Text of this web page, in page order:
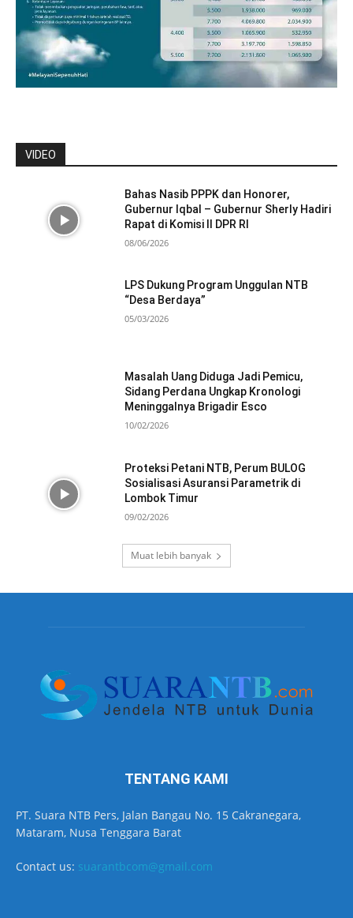
VIDEO
Bahas Nasib PPPK dan Honorer,
Gubernur Iqbal – Gubernur Sherly Hadiri
Rapat di Komisi II DPR RI
08/06/2026
LPS Dukung Program Unggulan NTB
“Desa Berdaya”
05/03/2026
Masalah Uang Diduga Jadi Pemicu,
Sidang Perdana Ungkap Kronologi
Meninggalnya Brigadir Esco
10/02/2026
Proteksi Petani NTB, Perum BULOG
Sosialisasi Asuransi Parametrik di
Lombok Timur
09/02/2026
Muat lebih banyak
TENTANG KAMI
PT. Suara NTB Pers, Jalan Bangau No. 15 Cakranegara,
Mataram, Nusa Tenggara Barat
Contact us: suarantbcom@gmail.com